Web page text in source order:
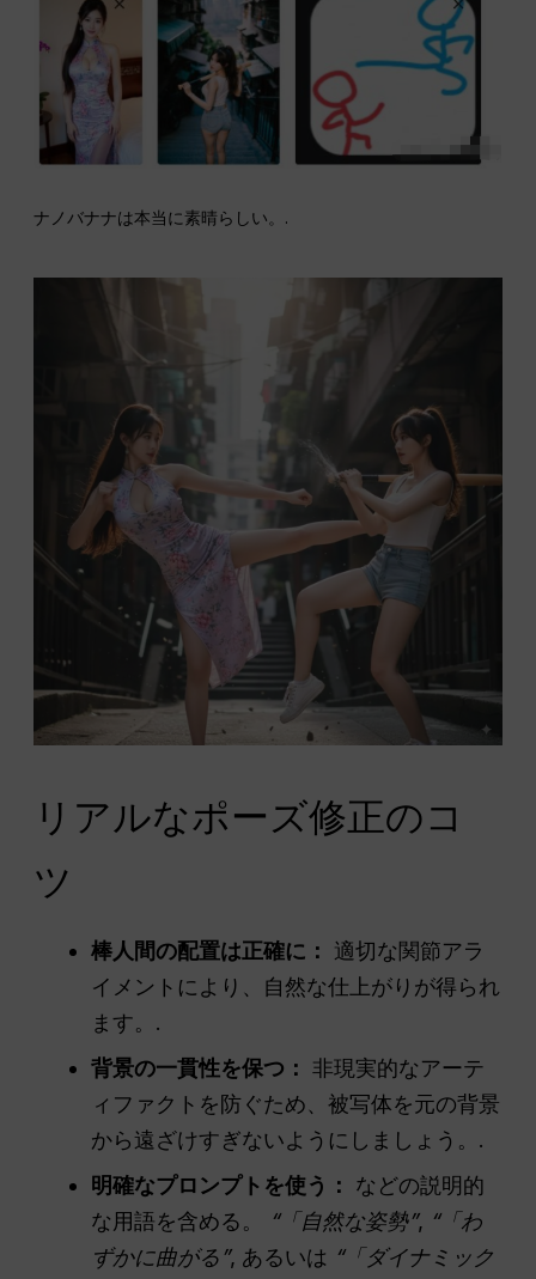
ナノバナナは本当に素晴らしい。.
リアルなポーズ修正のコ
ツ
棒人間の配置は正確に：
適切な関節アラ
イメントにより、自然な仕上がりが得られ
ます。.
背景の一貫性を保つ： 非現実的なアーテ
ィファクトを防ぐため、被写体を元の背景
から遠ざけすぎないようにしましょう。.
明確なプロンプトを使う：
などの説明的
な用語を含める。
“「自然な姿勢”, “「わ
ずかに曲がる”, あるいは “「ダイナミック